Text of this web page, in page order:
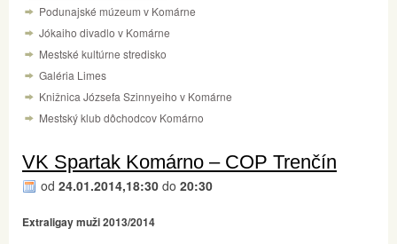
Podunajské múzeum v Komárne
Jókaiho divadlo v Komárne
Mestské kultúrne stredisko
Galéria Limes
Knižnica Józsefa Szinnyeiho v Komárne
Mestský klub dôchodcov Komárno
VK Spartak Komárno – COP Trenčín
od 24.01.2014,18:30 do 20:30
Extraligay muži 2013/2014